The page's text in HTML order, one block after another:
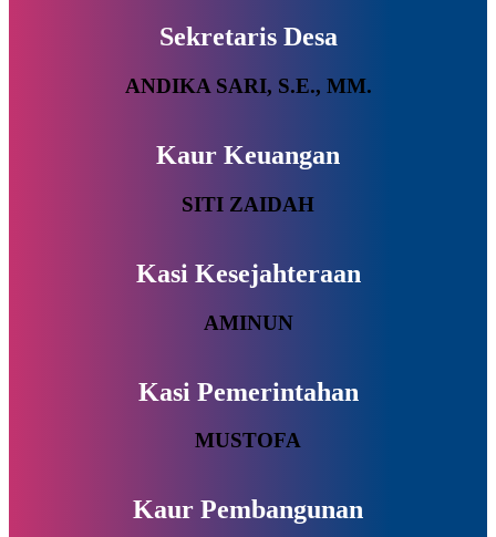
Sekretaris Desa
ANDIKA SARI, S.E., MM.
Kaur Keuangan
SITI ZAIDAH
Kasi Kesejahteraan
AMINUN
Kasi Pemerintahan
MUSTOFA
Kaur Pembangunan